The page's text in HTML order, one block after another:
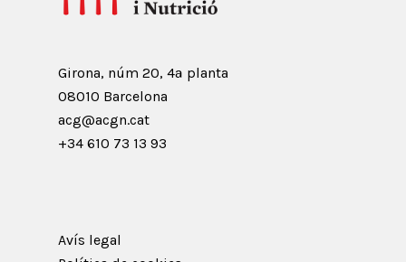
Girona, núm 20, 4ª planta
08010 Barcelona
acg@acgn.cat
+34 610 73 13 93
Avís legal